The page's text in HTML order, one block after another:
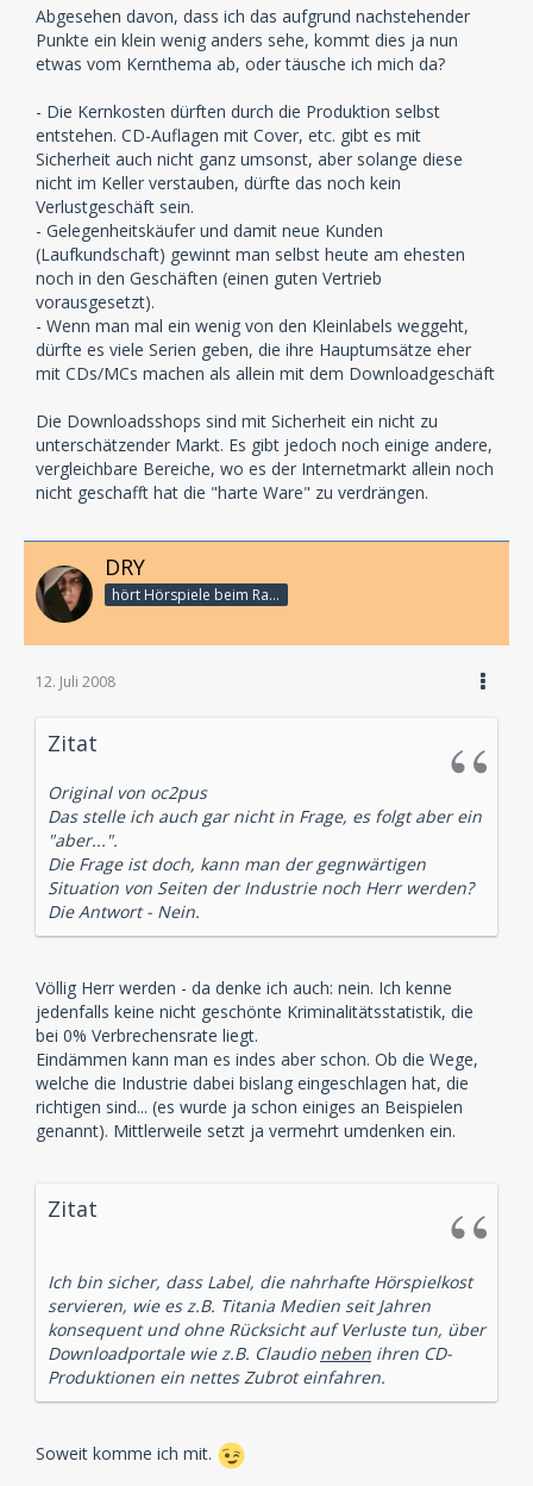
Abgesehen davon, dass ich das aufgrund nachstehender
Punkte ein klein wenig anders sehe, kommt dies ja nun
etwas vom Kernthema ab, oder täusche ich mich da?
- Die Kernkosten dürften durch die Produktion selbst
entstehen. CD-Auflagen mit Cover, etc. gibt es mit
Sicherheit auch nicht ganz umsonst, aber solange diese
nicht im Keller verstauben, dürfte das noch kein
Verlustgeschäft sein.
- Gelegenheitskäufer und damit neue Kunden
(Laufkundschaft) gewinnt man selbst heute am ehesten
noch in den Geschäften (einen guten Vertrieb
vorausgesetzt).
- Wenn man mal ein wenig von den Kleinlabels weggeht,
dürfte es viele Serien geben, die ihre Hauptumsätze eher
mit CDs/MCs machen als allein mit dem Downloadgeschäft
Die Downloadsshops sind mit Sicherheit ein nicht zu
unterschätzender Markt. Es gibt jedoch noch einige andere,
vergleichbare Bereiche, wo es der Internetmarkt allein noch
nicht geschafft hat die "harte Ware" zu verdrängen.
DRY
hört Hörspiele beim Rasenmähen
12. Juli 2008
Zitat
Original von oc2pus
Das stelle ich auch gar nicht in Frage, es folgt aber ein
"aber...".
Die Frage ist doch, kann man der gegnwärtigen
Situation von Seiten der Industrie noch Herr werden?
Die Antwort - Nein.
Völlig Herr werden - da denke ich auch: nein. Ich kenne
jedenfalls keine nicht geschönte Kriminalitätsstatistik, die
bei 0% Verbrechensrate liegt.
Eindämmen kann man es indes aber schon. Ob die Wege,
welche die Industrie dabei bislang eingeschlagen hat, die
richtigen sind... (es wurde ja schon einiges an Beispielen
genannt). Mittlerweile setzt ja vermehrt umdenken ein.
Zitat
Ich bin sicher, dass Label, die nahrhafte Hörspielkost
servieren, wie es z.B. Titania Medien seit Jahren
konsequent und ohne Rücksicht auf Verluste tun, über
Downloadportale wie z.B. Claudio neben ihren CD-
Produktionen ein nettes Zubrot einfahren.
Soweit komme ich mit.